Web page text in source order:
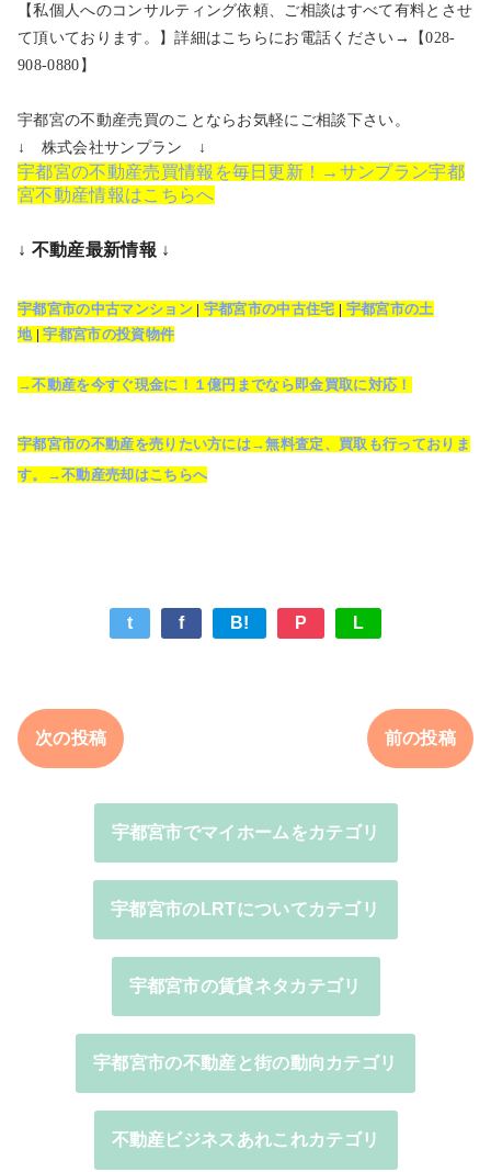
【私個人へのコンサルティング依頼、ご相談はすべて有料とさせ
て頂いております。】詳細はこちらにお電話ください→【028-
908-0880】
宇都宮の不動産売買のことならお気軽にご相談下さい。
↓ 株式会社サンプラン ↓
宇都宮の不動産売買情報を毎日更新！→サンプラン宇都
宮不動産情報はこちらへ
↓ 不動産最新情報 ↓
宇都宮市の中古マンション| 宇都宮市の中古住宅 | 宇都宮市の土
地|宇都宮市の投資物件
→不動産を今すぐ現金に！１億円までなら即金買取に対応！
宇都宮市の不動産を売りたい方には→無料査定、買取も行っておりま
す。→不動産売却はこちらへ
t f B! P L
次の投稿 前の投稿
宇都宮市でマイホームをカテゴリ
宇都宮市のLRTについてカテゴリ
宇都宮市の賃貸ネタカテゴリ
宇都宮市の不動産と街の動向カテゴリ
不動産ビジネスあれこれカテゴリ